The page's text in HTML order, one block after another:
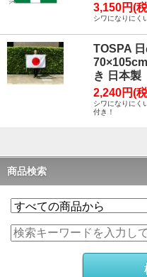
3,150円(
シワになりにく
TOSPA
き 日本製
2,240円(
シワになりにく
付き！
商品検索